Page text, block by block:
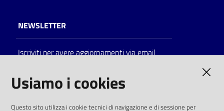
NEWSLETTER
Iscriviti per avere aggiornamenti via email
Usiamo i cookies
Questo sito utilizza i cookie tecnici di navigazione e di sessione per